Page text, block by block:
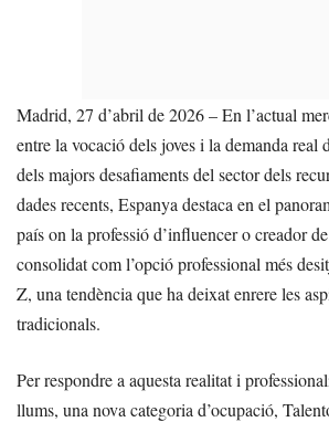
Madrid, 27 d’abril de 2026 – En l’actual
entre la vocació dels joves i la demanda real
dels majors desafiaments del sector dels
dades recents, Espanya destaca en el
país on la professió d’influencer o creador
consolidat com l’opció professional més
Z, una tendència que ha deixat enrere les
tradicionals.
Per respondre a aquesta realitat i
llums, una nova categoria d’ocupació,